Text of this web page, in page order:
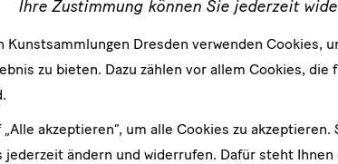
typo3/#_ftn1o3ist ein Paradebeispiel
vereint die Merkmale von Essay, Roman,
Ihre Zustimmung können Sie jederzeit
Kunstsammlungen Dresden verwenden Cookies,
zu bieten. Dazu zählen vor allem Cookies, die
akzeptieren“, um alle Cookies zu akzeptieren.
jederzeit ändern und widerrufen. Dafür steht